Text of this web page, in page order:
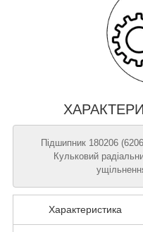
Підшипник 180206
Кульковий
Характеристика